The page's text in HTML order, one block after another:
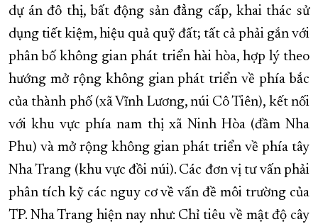
dự án đô thị, bất động sản đẳng cấp, khai thác sử
dụng tiết kiệm, hiệu quả quỹ đất; tất cả phải gắn với
phân bố không gian phát triển hài hòa, hợp lý theo
hướng mở rộng không gian phát triển về phía bắc
của thành phố (xã Vĩnh Lương, núi Cô Tiên), kết nối
với khu vực phía nam thị xã Ninh Hòa (đầm Nha
Phu) và mở rộng không gian phát triển về phía tây
Nha Trang (khu vực đồi núi). Các đơn vị tư vấn phải
phân tích kỹ các nguy cơ về vấn đề môi trường của
TP. Nha Trang hiện nay như: Chỉ tiêu về mật độ cây